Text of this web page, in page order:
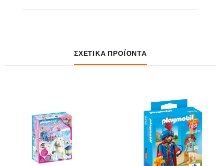
ΣΧΕΤΙΚΆ ΠΡΟΪΌΝΤΑ